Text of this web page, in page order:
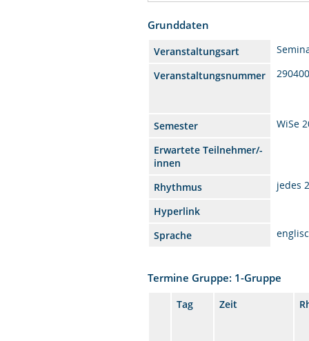
Grunddaten
Veranstaltungsart
Veranstaltungsnummer
Semester
WiSe
Erwartete Teilnehmer/-
innen
Rhythmus
jedes
Hyperlink
Sprache
Termine Gruppe: 1-Gruppe
Tag Zeit